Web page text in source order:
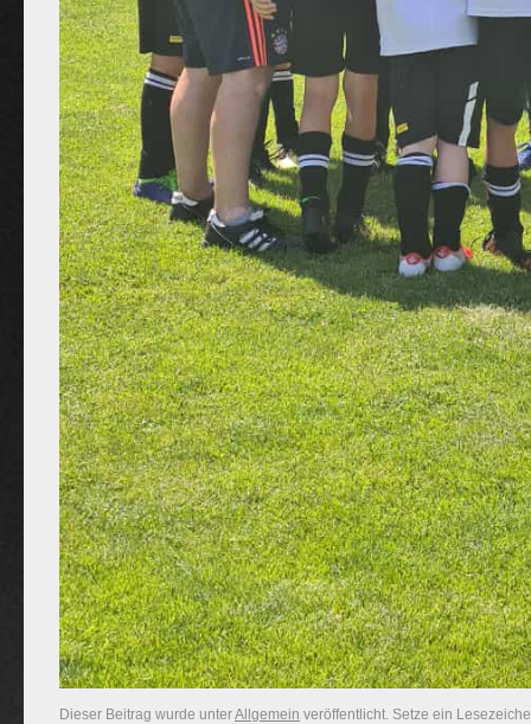
Dieser Beitrag wurde unterAllgemein veröffentlicht. Setze ein